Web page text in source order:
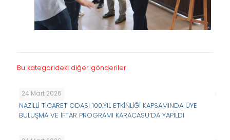
Bu kategorideki diğer gönderiler
24 Mart 2026
NAZİLLİ TİCARET ODASI 100.YIL ETKİNLİĞİ KAPSAMINDA ÜYE
BULUŞMA VE İFTAR PROGRAMI KARACASU’DA YAPILDI